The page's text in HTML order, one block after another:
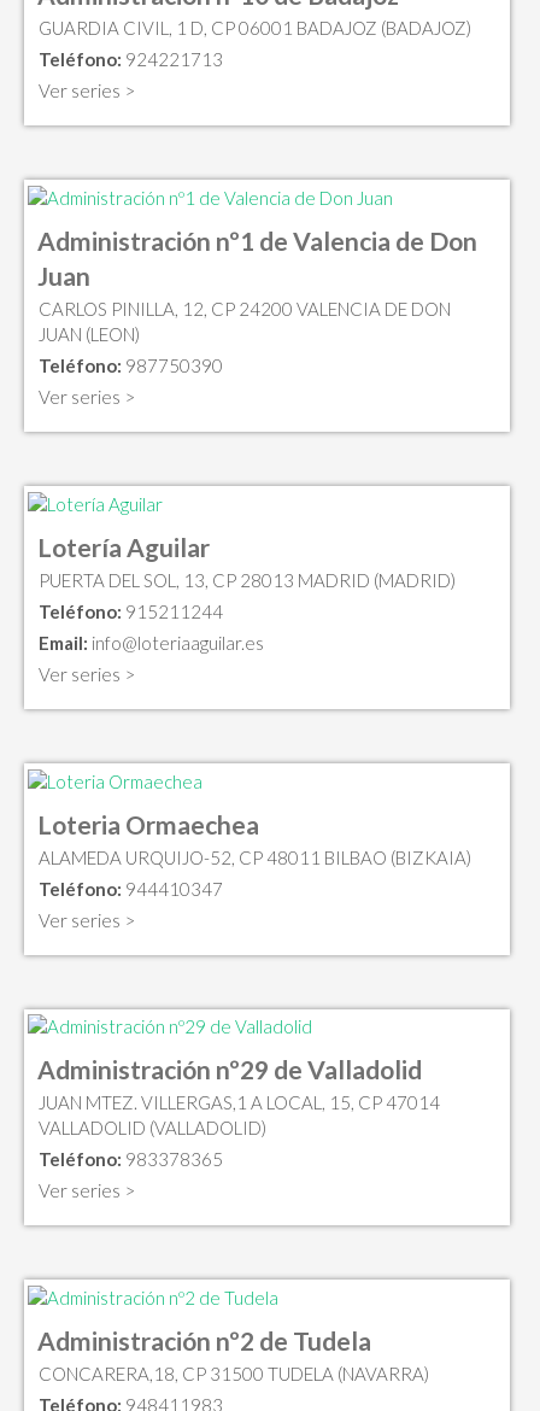
GUARDIA CIVIL, 1 D, CP 06001 BADAJOZ (BADAJOZ)
Teléfono: 924221713
Ver series >
Administración nº1 de Valencia de Don
Juan
CARLOS PINILLA, 12, CP 24200 VALENCIA DE DON
JUAN (LEON)
Teléfono: 987750390
Ver series >
Lotería Aguilar
PUERTA DEL SOL, 13, CP 28013 MADRID (MADRID)
Teléfono: 915211244
Email: info@loteriaaguilar.es
Ver series >
Loteria Ormaechea
ALAMEDA URQUIJO-52, CP 48011 BILBAO (BIZKAIA)
Teléfono: 944410347
Ver series >
Administración nº29 de Valladolid
JUAN MTEZ. VILLERGAS,1 A LOCAL, 15, CP 47014
VALLADOLID (VALLADOLID)
Teléfono: 983378365
Ver series >
Administración nº2 de Tudela
CONCARERA,18, CP 31500 TUDELA (NAVARRA)
Teléfono: 948411983